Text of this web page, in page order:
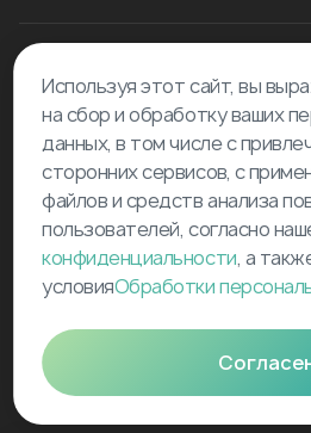
Новое в блоге
©2026Tourselfer
support@tourselfer.com
Карта сайта
Используя этот сайт, вы
на сбор и обработку ваших
данных, в том числе с
сторонних сервисов, с
файлов и средств анализа
пользователей, согласно
конфиденциальности, а
условияОбработки